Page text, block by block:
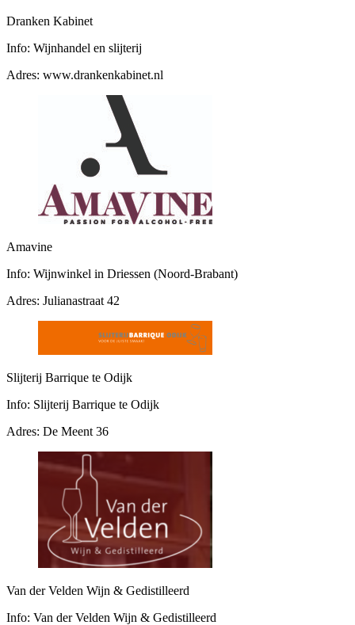
Dranken Kabinet
Info: Wijnhandel en slijterij
Adres: www.drankenkabinet.nl
Amavine
Info: Wijnwinkel in Driessen (Noord-Brabant)
Adres: Julianastraat 42
Slijterij Barrique te Odijk
Info: Slijterij Barrique te Odijk
Adres: De Meent 36
Van der Velden Wijn & Gedistilleerd
Info: Van der Velden Wijn & Gedistilleerd